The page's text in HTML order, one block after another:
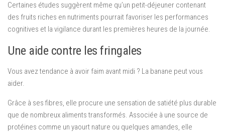
Certaines études suggèrent même qu’un petit-déjeuner contenant
des fruits riches en nutriments pourrait favoriser les performances
cognitives et la vigilance durant les premières heures de la journée.
Une aide contre les fringales
Vous avez tendance à avoir faim avant midi ? La banane peut vous
aider.
Grâce à ses fibres, elle procure une sensation de satiété plus durable
que de nombreux aliments transformés. Associée à une source de
protéines comme un yaourt nature ou quelques amandes, elle